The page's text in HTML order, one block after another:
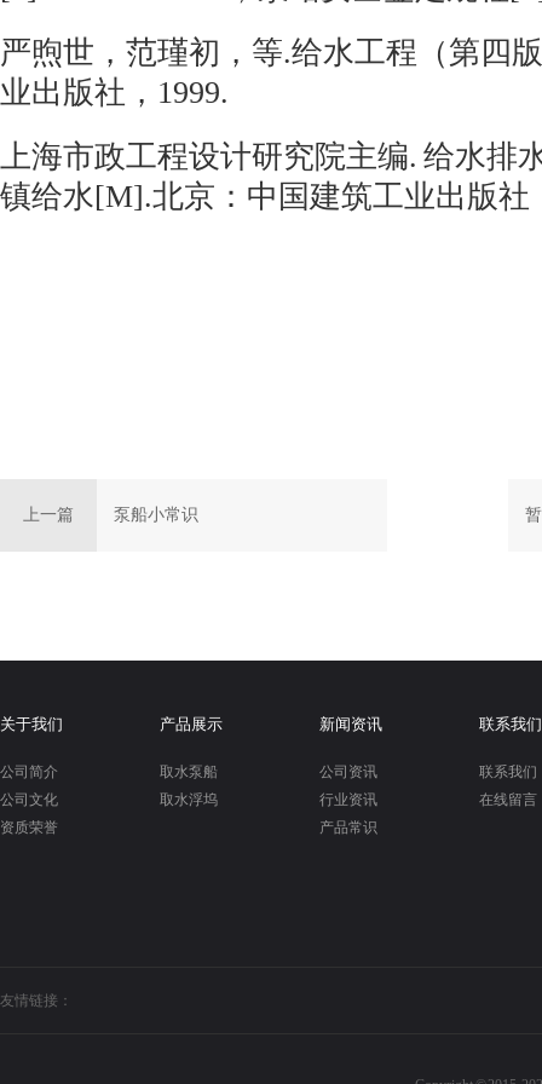
严煦世，范瑾初，等.给水工程（第四
业出版社， 1999.
上海市政工程设计研究院主编.给水排
镇给水[M].北京：中国建筑工业出版社
上一篇 泵船小常识 暂
关于我们
公司简介
公司文化
资质荣誉
产品展示
取水泵船
取水浮坞
新闻资讯
公司资讯
行业资讯
产品常识
联系我们
联系我们
在线留言
友情链接：